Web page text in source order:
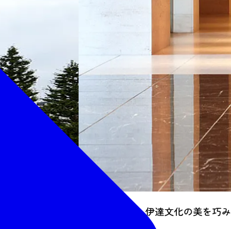
エントランス：伊達文化の美を